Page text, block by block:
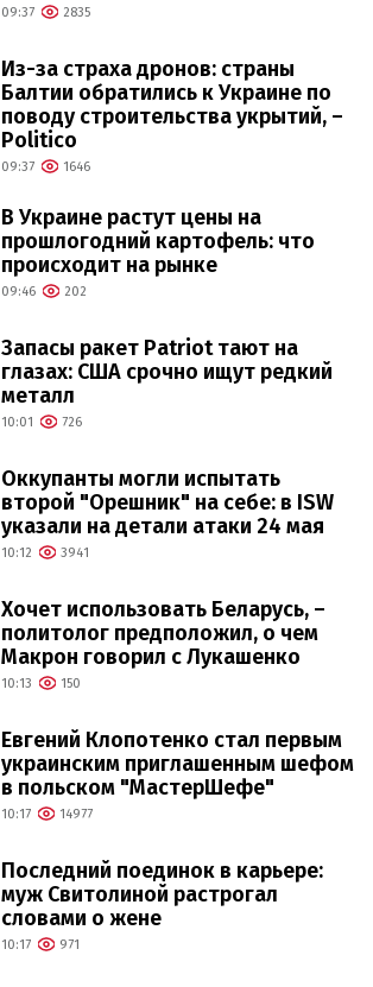
09:37 2835
Из-за страха дронов: страны
Балтии обратились к Украине по
поводу строительства укрытий, –
Politico
09:37 1646
В Украине растут цены на
прошлогодний картофель: что
происходит на рынке
09:46 202
Запасы ракет Patriot тают на
глазах: США срочно ищут редкий
металл
10:01 726
Оккупанты могли испытать
второй "Орешник" на себе: в ISW
указали на детали атаки 24 мая
10:12 3941
Хочет использовать Беларусь, –
политолог предположил, о чем
Макрон говорил с Лукашенко
10:13 150
Евгений Клопотенко стал первым
украинским приглашенным шефом
в польском "МастерШефе"
10:17 14977
Последний поединок в карьере:
муж Свитолиной растрогал
словами о жене
10:17 971